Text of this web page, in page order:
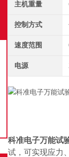
主机重量
控制方式
速度范围
电源
科准电子万能试
试，可实现应力